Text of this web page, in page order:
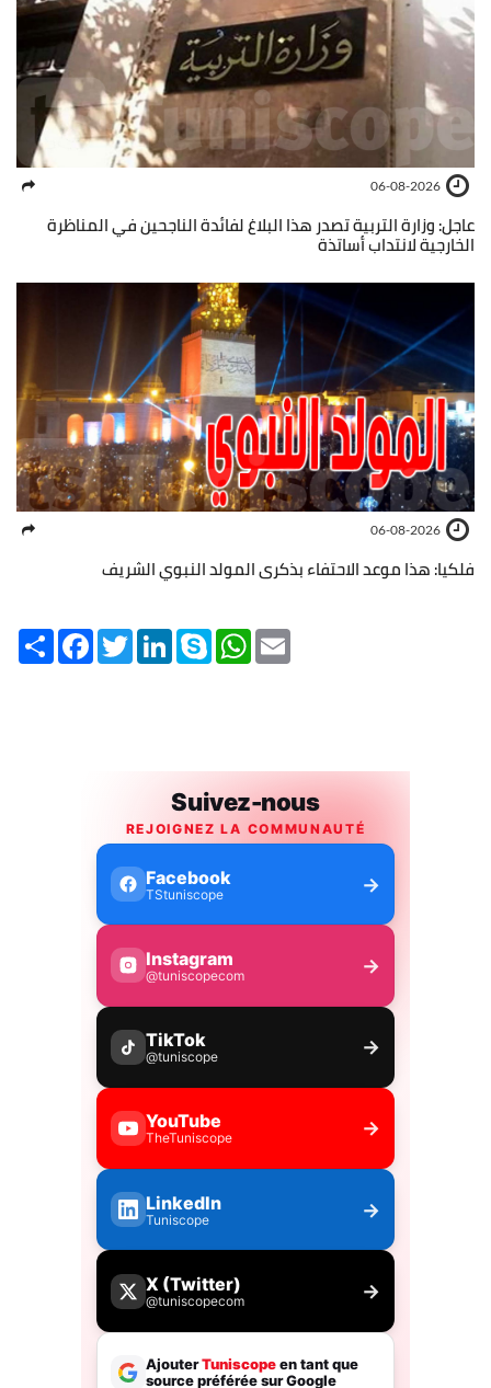
06-08-2026
عاجل: وزارة التربية تصدر هذا البلاغ لفائدة الناجحين في المناظرة
الخارجية لانتداب أساتذة
06-08-2026
فلكيا: هذا موعد الاحتفاء بذكرى المولد النبوي الشريف
Share FacebookTwitterLinkedInSkype WhatsApp